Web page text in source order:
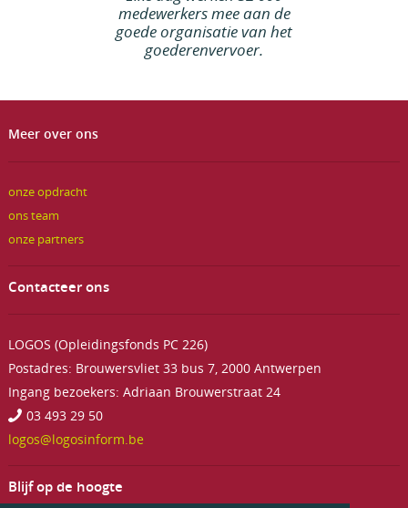
medewerkers mee aan de
goede organisatie van het
goederenvervoer.
Meer over ons
onze opdracht
ons team
onze partners
Contacteer ons
LOGOS (Opleidingsfonds PC 226)
Postadres: Brouwersvliet 33 bus 7, 2000 Antwerpen
Ingang bezoekers: Adriaan Brouwerstraat 24
03 493 29 50
logos@logosinform.be
Blijf op de hoogte